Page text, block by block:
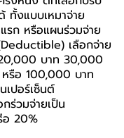
ทั้งแบบเหมาจ่าย
รก หรือแผนร่วมจ่าย
เลือกจ่าย
บาท 30,000
รือ 100,000 บาท
เปอร์เซ็นต์
ร่วมจ่ายเป็น
อ 20%